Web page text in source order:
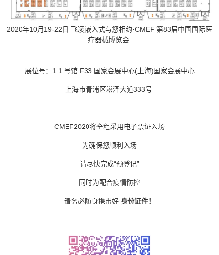
2020年10月19-22日 飞凌嵌入式与您相约·CMEF 第83届中国国际医
疗器械博览会
展位号： 1.1 号馆 F33 国家会展中心(上海)国家会展中心
上海市青浦区崧泽大道333号
CMEF2020将全程采用电子票证入场
为确保您顺利入场
请尽快完成“预登记”
同时为配合疫情防控
请务必随身携带好 身份证件！